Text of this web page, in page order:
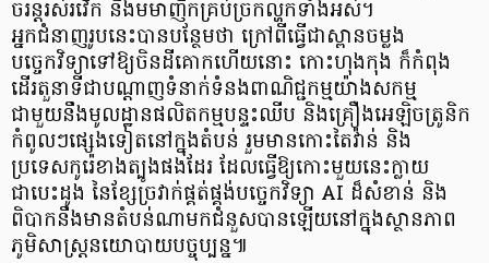
ចរន្តរស់រវើក និងមមាញឹកគ្រប់ច្រកល្ហកទាំងអស់។
អ្នកជំនាញរូបនេះបានបន្ថែមថា ក្រៅពីធ្វើជាស្ពានចម្លង
បច្ចេកវិទ្យាទៅឱ្យចិនដីគោកហើយនោះ កោះហុងកុង ក៏កំពុង
ដើរតួនាទីជាបណ្តាញទំនាក់ទំនងពាណិជ្ជកម្មយ៉ាងសកម្ម
ជាមួយនឹងមូលដ្ឋានផលិតកម្មបន្ទះឈីប និងគ្រឿងអេឡិចត្រូនិក
កំពូលៗផ្សេងទៀតនៅក្នុងតំបន់ រួមមានកោះតៃវ៉ាន់ និង
ប្រទេសកូរ៉េខាងត្បូងផងដែរ ដែលធ្វើឱ្យកោះមួយនេះក្លាយ
ជាបេះដូង នៃខ្សែច្រវាក់ផ្គត់ផ្គង់បច្ចេកវិទ្យា AI ដ៏សំខាន់ និង
ពិបាកនឹងមានតំបន់ណាមកជំនួសបានឡើយនៅក្នុងស្ថានភាព
ភូមិសាស្ត្រនយោបាយបច្ចុប្បន្ន៕